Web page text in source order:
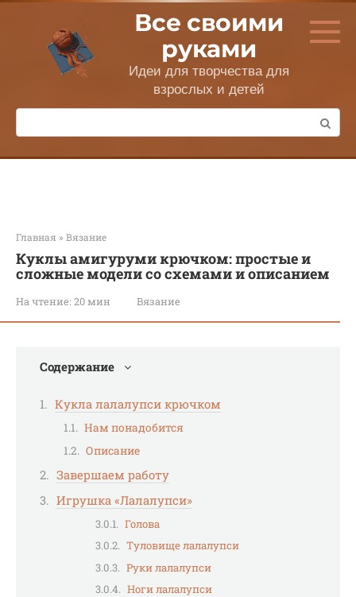
Перейти
контенту
Все своими
руками
Идеи для творчества для
взрослых и детей
Поиск:
Главная » Вязание
Куклы амигуруми крючком: простые и
сложные модели со схемами и описанием
На чтение: 20 мин Вязание
Содержание
Кукла лалалупси крючком
Нам понадобится
Описание
Завершаем работу
Игрушка «Лалалупси»
Голова
Туловище лалалупси
Руки лалалупси
Ноги лалалупси